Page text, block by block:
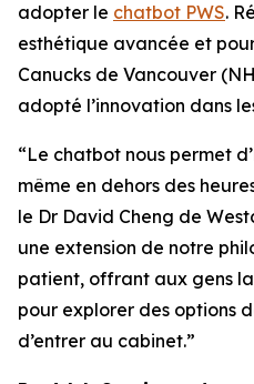
adopter le chatbot PWS.
esthétique avancée et
Canucks de Vancouver
adopté l’innovation dans
“Le chatbot nous permet
même en dehors des
le Dr David Cheng de
une extension de notre
patient, offrant aux gens
pour explorer des options
d’entrer au cabinet.”